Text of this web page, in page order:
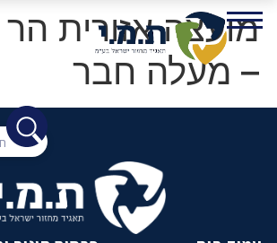
מועצה אזורית הר
– מעלה חבר